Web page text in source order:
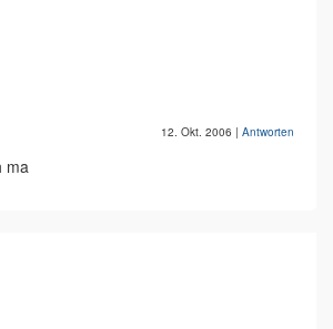
12. Okt. 2006 | Antworten
ma